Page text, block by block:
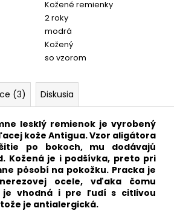
Kožené remienky
2 roky
modrá
Kožený
so vzorom
(3) Diskusia
lesklý remienok je vyrobený
kože Antigua. Vzor aligátora
po bokoch, mu dodávajú
Kožená je i podšívka, preto pri
pôsobí na pokožku. Pracka je
ocele, vďaka čomu
je vhodná i pre ľudí s citlivou
je antialergická.